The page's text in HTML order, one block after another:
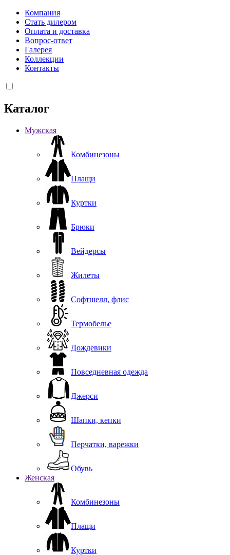
Компания
Стать дилером
Оплата и доставка
Вопрос-ответ
Галерея
Коллекции
Контакты
Каталог
Мужская
Комбинезоны
Плащи
Куртки
Брюки
Вейдерсы
Жилеты
Софтшелл, флис
Термобелье
Дождевики
Повседневная одежда
Джерси
Шапки, кепки
Перчатки, варежки
Обувь
Женская
Комбинезоны
Плащи
Куртки